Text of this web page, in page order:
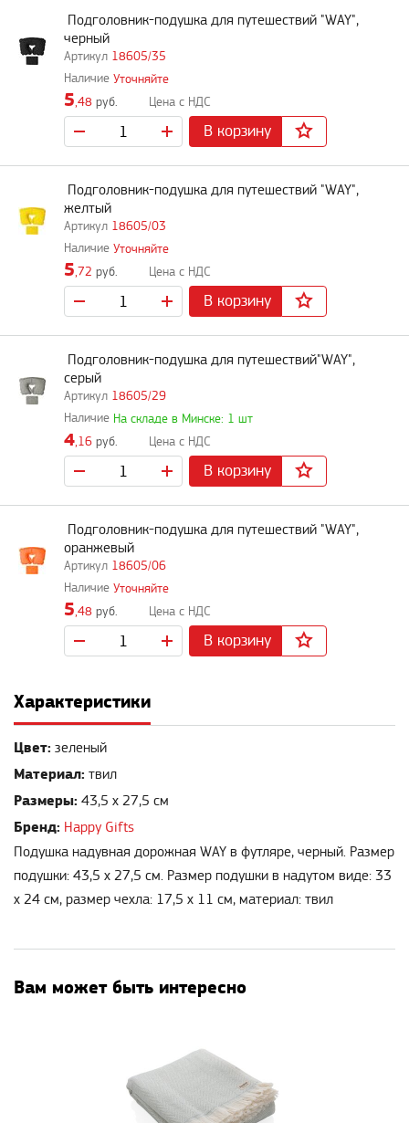
18605/35
Подголовник-подушка для путешествий "WAY",
черный
Уточняйте
5,48 руб.
В корзину
18605/03
Подголовник-подушка для путешествий "WAY",
желтый
Уточняйте
5,72 руб.
В корзину
18605/29
Подголовник-подушка для путешествий"WAY",
серый
На складе в Минске: 1 шт
4,16 руб.
В корзину
18605/06
Подголовник-подушка для путешествий "WAY",
оранжевый
Уточняйте
5,48 руб.
В корзину
Характеристики
Цвет: зеленый
Материал: твил
Размеры: 43,5 х 27,5 см
Бренд: Happy Gifts
Подушка надувная дорожная WAY в футляре, черный. Размер
подушки: 43,5 х 27,5 см. Размер подушки в надутом виде: 33
x 24 см, размер чехла: 17,5 х 11 см, материал: твил
Вам может быть интересно